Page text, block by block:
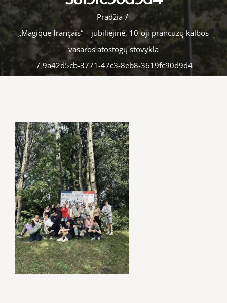
Pradžia /
„Magique français“ – jubiliejinė, 10-oji prancūzų kalbos
vasaros atostogų stovykla
/ 9a42d5cb-3771-47c3-8eb8-3619fc90d9d4